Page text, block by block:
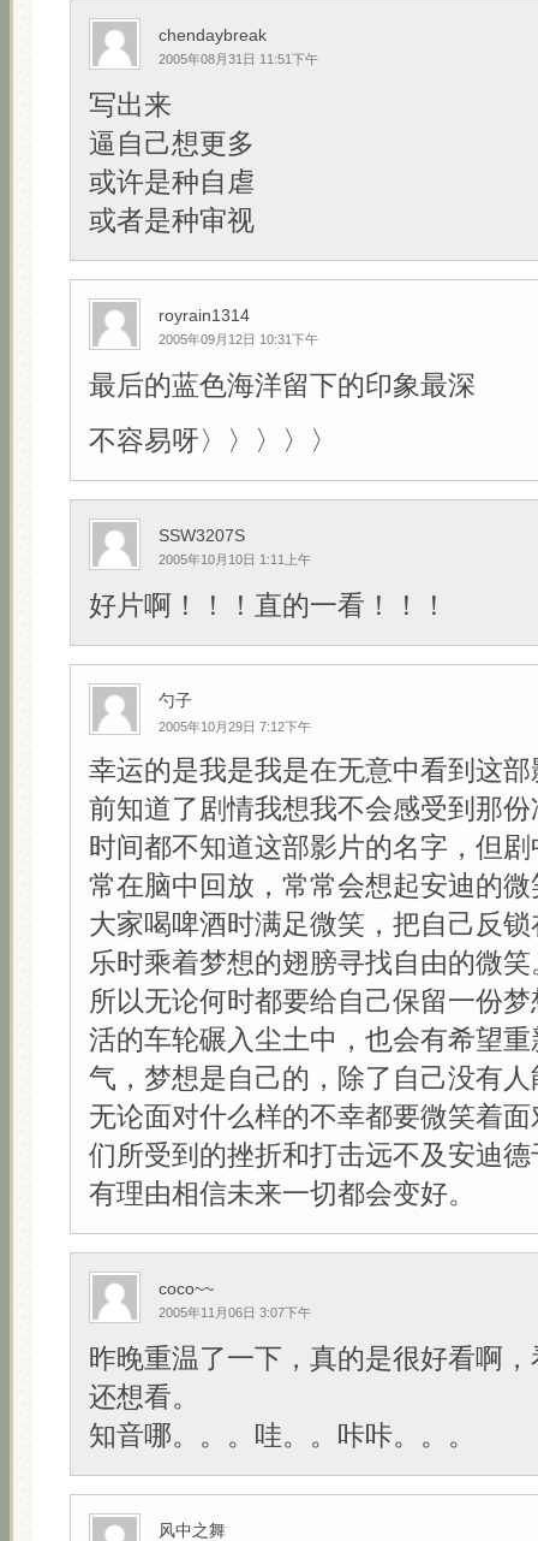
chendaybreak
2005年08月31日 11:51下午
写出来
逼自己想更多
或许是种自虐
或者是种审视
royrain1314
2005年09月12日 10:31下午
最后的蓝色海洋留下的印象最深
不容易呀〉〉〉〉〉
SSW3207S
2005年10月10日 1:11上午
好片啊！！！直的一看！！！
勺子
2005年10月29日 7:12下午
幸运的是我是我是在无意中看到这
前知道了剧情我想我不会感受到那
时间都不知道这部影片的名字，但
常在脑中回放，常常会想起安迪的
大家喝啤酒时满足微笑，把自己反
乐时乘着梦想的翅膀寻找自由的微笑
所以无论何时都要给自己保留一份
活的车轮碾入尘土中，也会有希望
气，梦想是自己的，除了自己没有
无论面对什么样的不幸都要微笑着
们所受到的挫折和打击远不及安迪
有理由相信未来一切都会变好。
coco~~
2005年11月06日 3:07下午
昨晚重温了一下，真的是很好看啊
还想看。
知音哪。。。哇。。咔咔。。。
风中之舞